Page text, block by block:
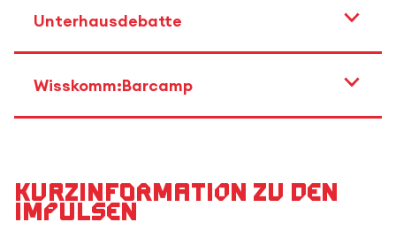
Unterhausdebatte
Wisskomm:Barcamp
Kurzinformation zu den
Impulsen